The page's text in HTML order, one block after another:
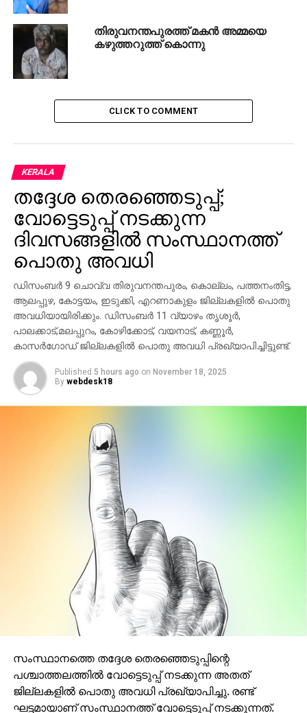
തിരുവനന്തപുരത്ത് മകന്‍ അമ്മയെ
കഴുത്തറുത്ത് കൊന്നു
CLICK TO COMMENT
KERALA
തദ്ദേശ തെരഞ്ഞെടുപ്പ്;
വോട്ടെടുപ്പ് നടക്കുന്ന
ദിവസങ്ങളില്‍ സംസ്ഥാനത്ത്
പൊതു അവധി
ഡിസംബര്‍ 9 ചൊവ്വ തിരുവനന്തപുരം, കൊല്ലം, പത്തനംതിട്ട,
ആലപ്പുഴ, കോട്ടയം, ഇടുക്കി, എറണാകുളം ജില്ലകളില്‍ പൊതു
അവധിയായിരിക്കും. ഡിസംബര്‍ 11 വ്യാഴം തൃശൂര്‍,
പാലക്കാട്,മലപ്പുറം, കോഴിക്കോട്, വയനാട്, കണ്ണൂര്‍,
കാസര്‍ഗോഡ് ജില്ലകളില്‍ പൊതു അവധി പ്രഖ്യാപിച്ചിട്ടുണ്ട്.
Published 5 hours ago on November 18, 2025
By webdesk18
സംസ്ഥാനത്തെ തദ്ദേശ തെരഞ്ഞെടുപ്പിന്റെ
പശ്ചാത്തലത്തില്‍ വോട്ടെടുപ്പ് നടക്കുന്ന അതത്
ജില്ലകളില്‍ പൊതു അവധി പ്രഖ്യാപിച്ചു. രണ്ട്
ഘട്ടമായാണ് സംസ്ഥാനത്ത് വോട്ടെടുപ്പ് നടക്കുന്നത്.